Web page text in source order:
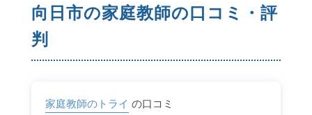
向日市の家庭教師の口コミ・評
判
家庭教師のトライ の口コミ